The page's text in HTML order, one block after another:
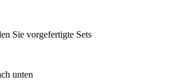
Sie vorgefertigte Sets
unten